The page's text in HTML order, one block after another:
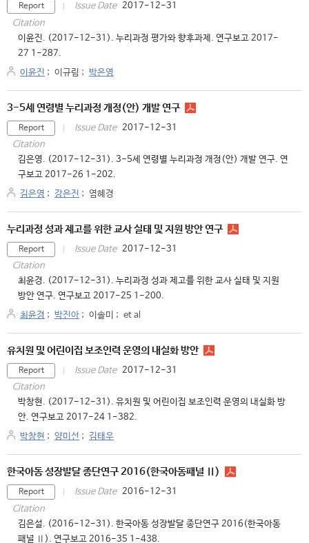
Report Issue Date 2017-12-31
Citation
이윤진. (2017-12-31). 누리과정 평가와 향후과제. 연구보고 2017-
27 1-287.
이윤진 ; 이규림 ; 박은영
3-5세 연령별 누리과정 개정(안) 개발 연구
Report Issue Date 2017-12-31
Citation
김은영. (2017-12-31). 3-5세 연령별 누리과정 개정(안) 개발 연구. 연
구보고 2017-26 1-202.
김은영 ; 강은진 ; 염혜경
누리과정 성과 제고를 위한 교사 실태 및 지원 방안 연구
Report Issue Date 2017-12-31
Citation
최윤경. (2017-12-31). 누리과정 성과 제고를 위한 교사 실태 및 지원
방안 연구. 연구보고 2017-25 1-200.
최윤경 ; 박진아 ; 이솔미 ; et al
유치원 및 어린이집 보조인력 운영의 내실화 방안
Report Issue Date 2017-12-31
Citation
박창현. (2017-12-31). 유치원 및 어린이집 보조인력 운영의 내실화 방
안. 연구보고 2017-24 1-382.
박창현 ; 양미선 ; 김태우
한국아동 성장발달 종단연구 2016(한국아동패널 Ⅱ)
Report Issue Date 2016-12-31
Citation
김은설. (2016-12-31). 한국아동 성장발달 종단연구 2016(한국아동
패널 Ⅱ). 연구보고 2016-35 1-438.